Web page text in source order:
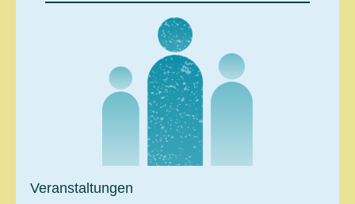
Veranstaltungen